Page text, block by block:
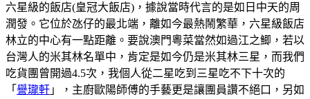
六星級的飯店(皇冠大飯店)，據說當時代言的是如日中天的周
潤發。它位於氹仔的最北端，離如今最熱鬧繁華，六星級飯店
林立的中心有一點距離。要說澳門粵菜當然如過江之鯽，若以
台灣人的米其林名單中，肯定是如今仍是米其林三星，而我們
吃貨團曾開過4.5次，我個人從二星吃到三星吃不下十次的
「 譽瓏軒 」，主廚歐陽師傅的手藝更是讓團員讚不絕口，另如